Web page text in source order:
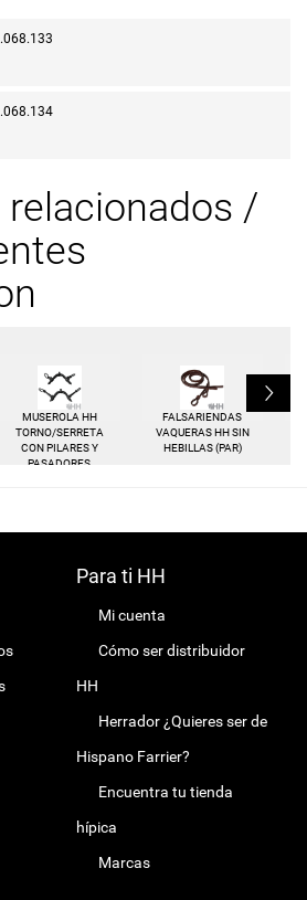
/
MUSEROLA HH
TORNO/SERRETA
CON PILARES Y
PASADORES
FALSARIENDAS
VAQUERAS HH SIN
HEBILLAS (PAR)
L
Para ti HH
Mi cuenta
Cómo ser distribuidor
HH
Herrador ¿Quieres ser de
Hispano Farrier?
Encuentra tu tienda
hípica
Marcas